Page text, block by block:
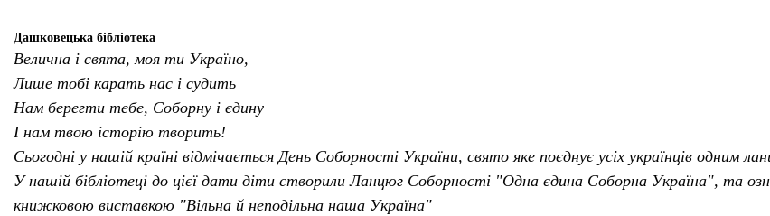
Дашковецька бібліотека
Велична і свята, моя ти Україно,
Лише тобі карать нас і судить
Нам берегти тебе, Соборну і єдину
І нам твою історію творить!
Сьогодні у нашій країні відмічається День Соборності України, свято яке поєднує усіх українців одним
У нашій бібліотеці до цієї дати діти створили Ланцюг Соборності "Одна єдина Соборна Україна", та
книжковою виставкою "Вільна й неподільна наша Україна"